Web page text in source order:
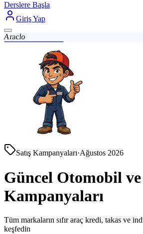
Derslere Başla
Giriş Yap
Araclo
Satış Kampanyaları·Ağustos 2026
Güncel Otomobil ve
Kampanyaları
Tüm markaların sıfır araç kredi, takas ve
keşfedin